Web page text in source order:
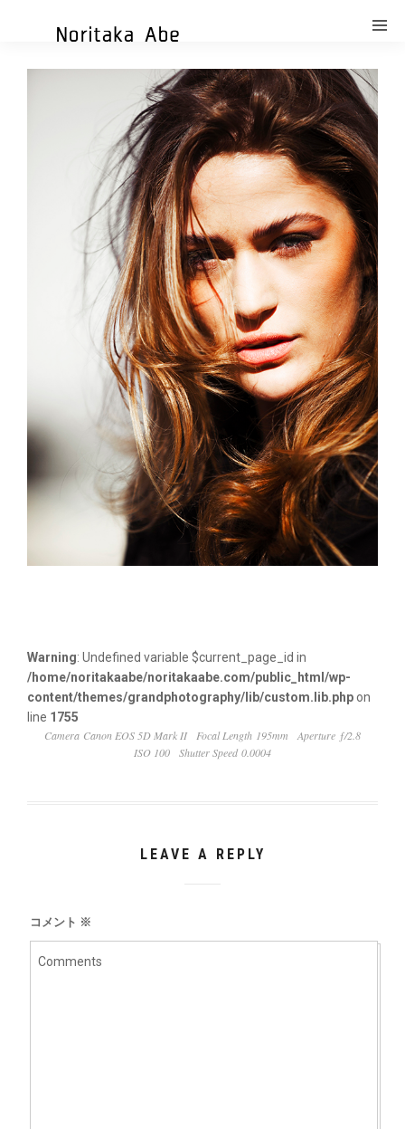
Warning: Undefined variable $current_page_id in
/home/noritakaabe/noritakaabe.com/public_html/wp-
content/themes/grandphotography/lib/custom.lib.phpon
line 1755
Camera Canon EOS 5D Mark II
Focal Length 195mm
Aperture ƒ/2.8
ISO 100
Shutter Speed 0.0004
LEAVE A REPLY
コメント ※